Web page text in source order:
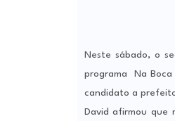
Neste sábado, o
programa Na Boca
candidato a
David afirmou que